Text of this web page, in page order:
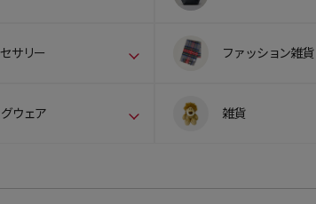
サリー ファッション雑貨
ウェア 雑貨